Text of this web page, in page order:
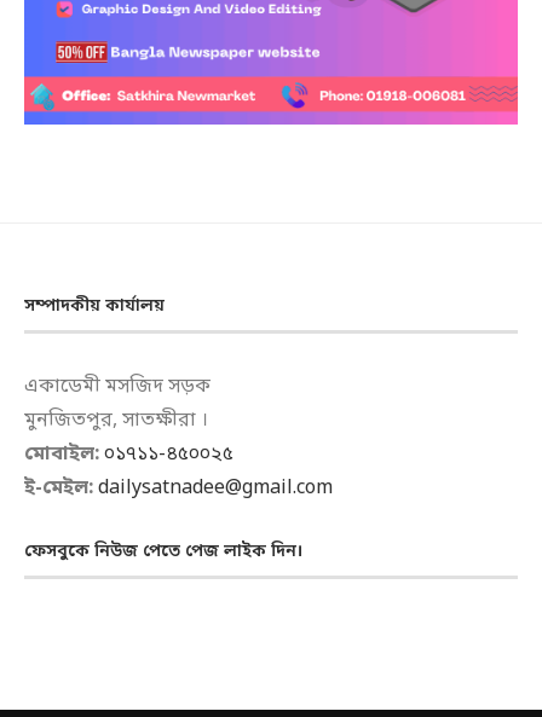
সম্পাদকীয় কার্যালয়
একাডেমী মসজিদ সড়ক
মুনজিতপুর, সাতক্ষীরা ।
মোবাইল:০১৭১১-৪৫০০২৫
ই-মেইল:dailysatnadee@gmail.com
ফেসবুকে নিউজ পেতে পেজ লাইক দিন।